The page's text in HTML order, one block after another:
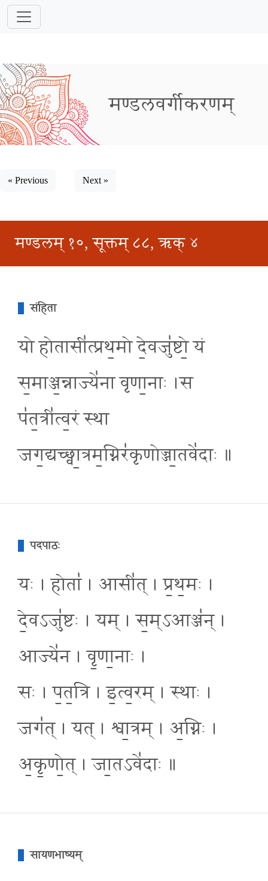
मण्डलवर्गीकरणम्
« Previous Next »
मण्डलम् १०, सूक्तम् ८८, ऋक् ४
संहिता
यो होतासी॑त्प्रथ॒मो दे॒वजु॑ष्टो॒ यं
स॒माञ्ज॒न्नाज्ये॑ना वृणा॒नाः ।स
प॑त॒त्री॑त्व॒रं स्था
जग॒द्यच्छ्वा॒त्रम॒ग्निर॑कृणोज्जा॒तवे॑दाः ॥
पदपाठः
यः । होता॑ । आसी॑त् । प्र॒थ॒मः ।
दे॒वऽजु॑ष्टः । यम् । स॒म्ऽआञ्ज॑न् ।
आज्ये॑न । वृ॒णा॒नाः ।
सः । प॒त॒त्रि । इ॒त्व॒रम् । स्थाः ।
जग॑त् । यत् । श्वा॒त्रम् । अ॒ग्निः ।
अ॒कृ॒णो॒त् । जा॒तऽवे॑दाः ॥
सायणभाष्यम्